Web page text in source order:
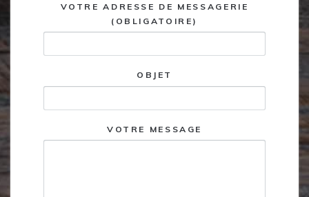
VOTRE ADRESSE DE MESSAGERIE
(OBLIGATOIRE)
OBJET
VOTRE MESSAGE